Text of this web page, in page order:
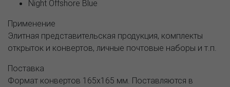
Night Offshore Blue
Применение
Элитная представительская продукция, комплекты
открыток и конвертов, личные почтовые наборы и т.п.
Поставка
Формат конвертов 165х165 мм. Поставляются в